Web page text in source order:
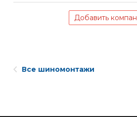
Добавить
Все шиномонтажи